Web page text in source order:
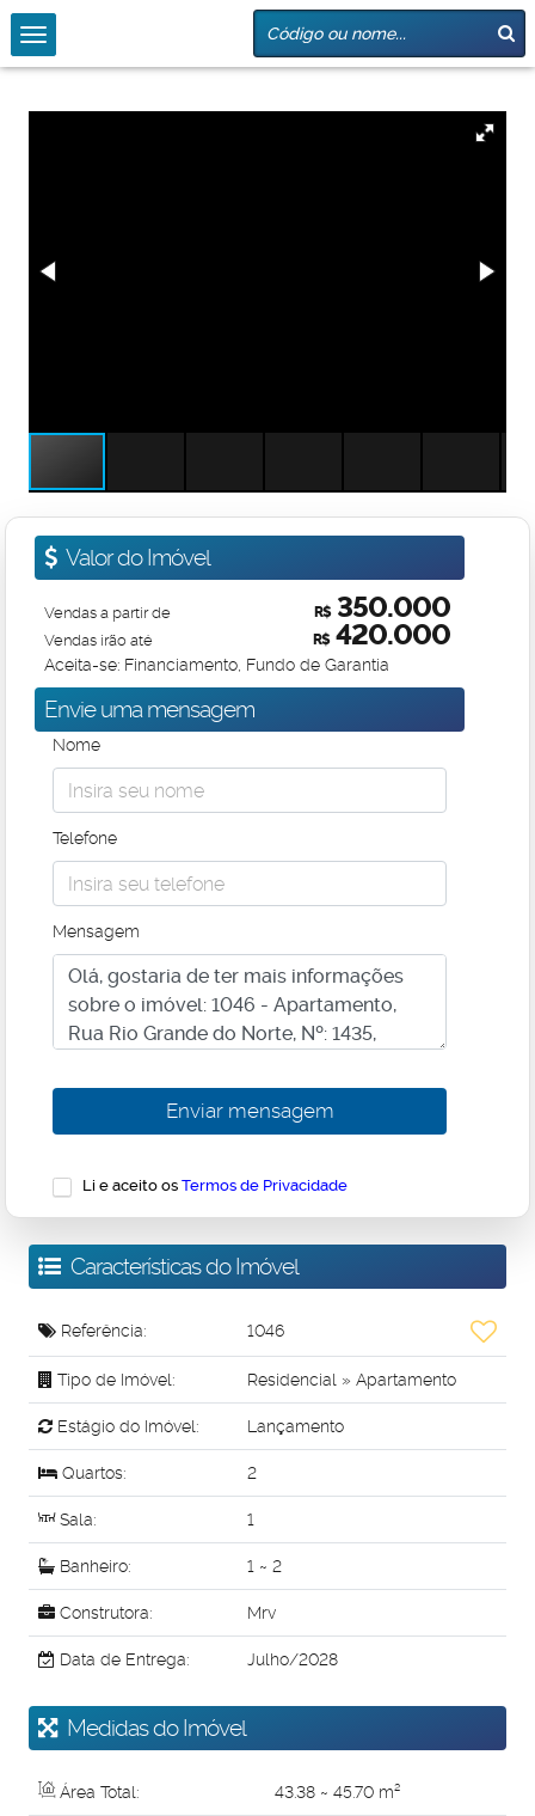
Valor do Imóvel
R$350.000
Vendas a partir de
R$420.000
Vendas irão até
Aceita-se: Financiamento, Fundo de Garantia
Envie uma mensagem
Nome
Telefone
Mensagem
Li e aceito os Termos de Privacidade
Características do Imóvel
Referência: 1046
Tipo de Imóvel: Residencial » Apartamento
Estágio do Imóvel: Lançamento
Quartos: 2
Sala: 1
Banheiro: 1 ~ 2
Construtora: Mrv
Data de Entrega: Julho/2028
Medidas do Imóvel
Área Total: 43.38 ~ 45.70 m²